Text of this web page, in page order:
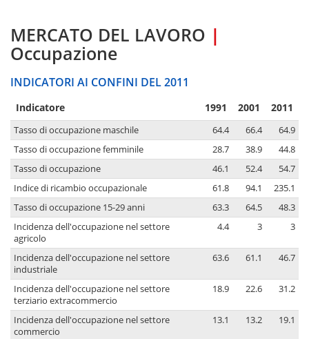
MERCATO DEL LAVORO |
Occupazione
INDICATORI AI CONFINI DEL 2011
Indicatore 1991 2001 2011
Tasso di occupazione maschile 64.4 66.4
64.9
Tasso di occupazione femminile
28.7 38.9
44.8
Tasso di occupazione
46.1 52.4
54.7
Indice di ricambio occupazionale
61.8 94.1
235.1
Tasso di occupazione 15-29 anni
63.3 64.5
48.3
Incidenza dell'occupazione nel settore
agricolo
4.4 3 3
Incidenza dell'occupazione nel settore
industriale
63.6 61.1 46.7
Incidenza dell'occupazione nel settore
terziario extracommercio
18.9 22.6 31.2
Incidenza dell'occupazione nel settore
commercio
13.1 13.2 19.1